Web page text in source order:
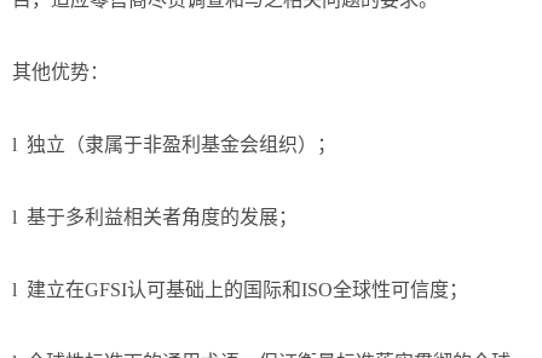
其他优势：
l 独立（隶属于非盈利基金会组织）；
l 基于多利益相关者角度的发展；
l 建立在GFSI认可基础上的国际和ISO全球性可信度；